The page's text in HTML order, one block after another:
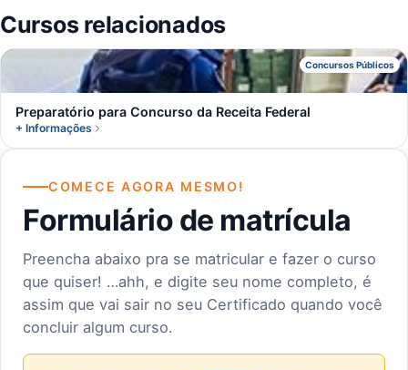
Cursos relacionados
Concursos Públicos
P
Preparatório para Concurso da Receita Federal
+ Informações
COMECE AGORA MESMO!
Formulário de matrícula
Preencha abaixo pra se matricular e fazer o curso
que quiser! …ahh, e digite seu nome completo, é
assim que vai sair no seu Certificado quando você
concluir algum curso.